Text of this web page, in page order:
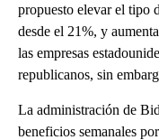
propuesto elevar el tipo
desde el 21%, y
las empresas
republicanos, sin
La administración de
beneficios semanales